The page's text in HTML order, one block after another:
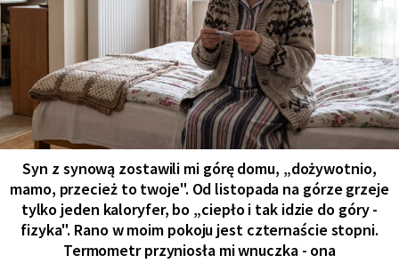
Syn z synową zostawili mi górę domu, „dożywotnio,
mamo, przecież to twoje". Od listopada na górze grzeje
tylko jeden kaloryfer, bo „ciepło i tak idzie do góry -
fizyka". Rano w moim pokoju jest czternaście stopni.
Termometr przyniosła mi wnuczka - ona